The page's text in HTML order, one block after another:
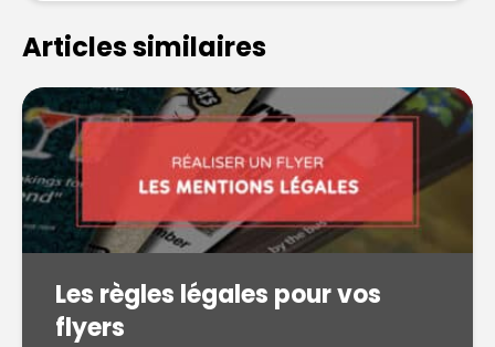
Articles similaires
Les règles légales pour vos
flyers